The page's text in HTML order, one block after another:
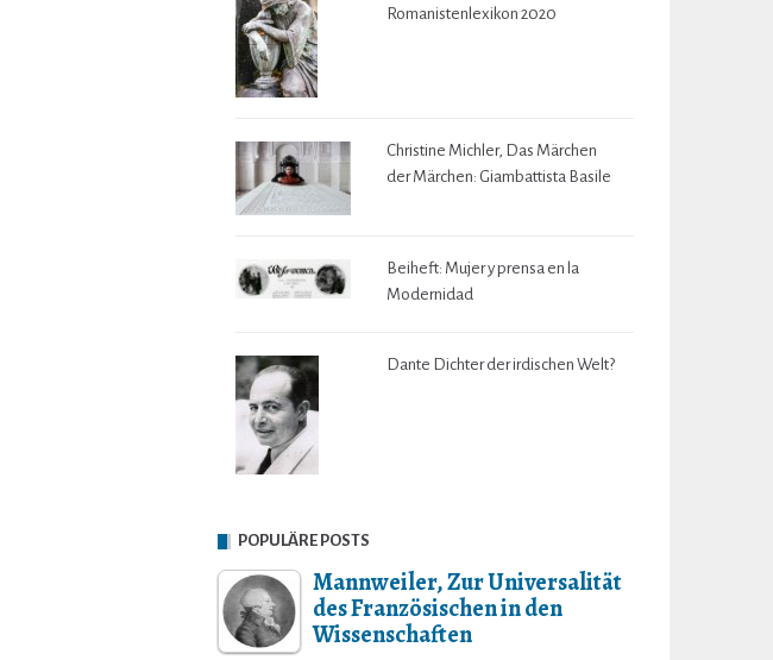
Romanistenlexikon 2020
Christine Michler, Das Märchen
der Märchen: Giambattista Basile
Beiheft: Mujer y prensa en la
Modernidad
Dante Dichter der irdischen Welt?
POPULÄRE POSTS
Mannweiler, Zur Universalität
des Französischen in den
Wissenschaften